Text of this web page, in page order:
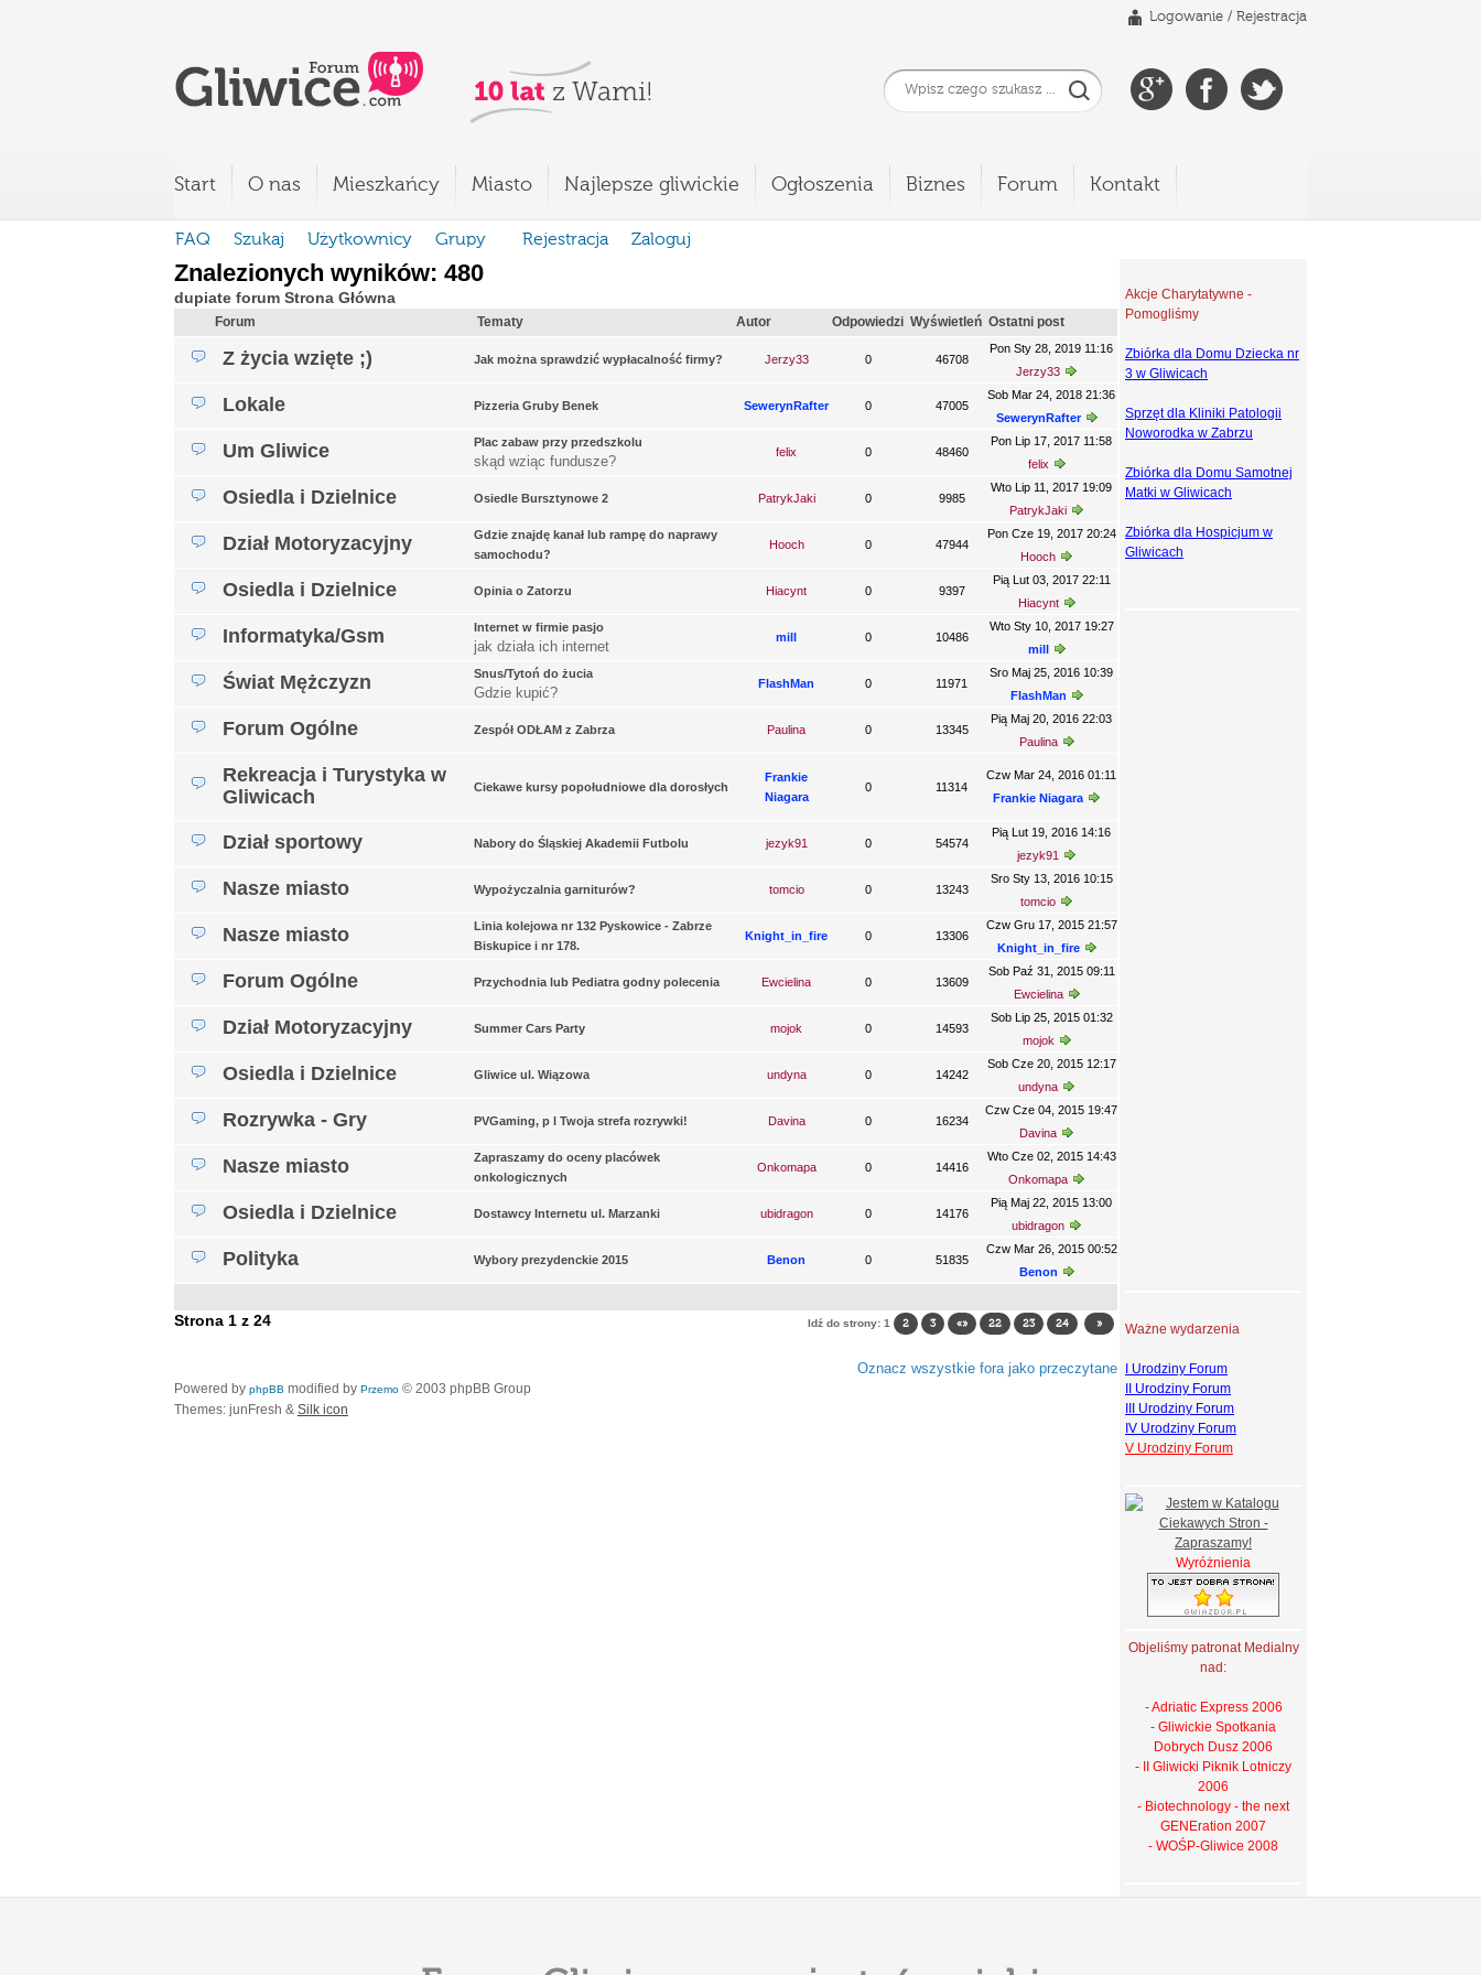
Logowanie / Rejestracja
Start O nas Mieszkańcy Miasto Najlepsze gliwickie Ogłoszenia Biznes Forum Kontakt
FAQ Szukaj Użytkownicy Grupy Rejestracja Zaloguj
Znalezionych wyników: 480
dupiate forum Strona Główna
Forum Tematy Autor Odpowiedzi Wyświetleń Ostatni post
Z życia wzięte ;) Jak można sprawdzić wypłacalność firmy? Jerzy33 0 46708
Pon Sty 28, 2019 11:16
Jerzy33
Lokale Pizzeria Gruby Benek SewerynRafter 0 47005
Sob Mar 24, 2018 21:36
SewerynRafter
Um Gliwice Plac zabaw przy przedszkolu
skąd wziąc fundusze?
felix 0 48460
Pon Lip 17, 2017 11:58
felix
Osiedla i Dzielnice Osiedle Bursztynowe 2 PatrykJaki 0 9985
Wto Lip 11, 2017 19:09
PatrykJaki
Dział Motoryzacyjny
Gdzie znajdę kanał lub rampę do naprawy
samochodu?
Hooch 0 47944
Pon Cze 19, 2017 20:24
Hooch
Osiedla i Dzielnice Opinia o Zatorzu Hiacynt 0 9397
Pią Lut 03, 2017 22:11
Hiacynt
Informatyka/Gsm Internet w firmie pasjo
jak działa ich internet
mill 0 10486
Wto Sty 10, 2017 19:27
mill
Świat Mężczyzn Snus/Tytoń do żucia
Gdzie kupić?
FlashMan 0 11971
Sro Maj 25, 2016 10:39
FlashMan
Forum Ogólne Zespół ODŁAM z Zabrza Paulina 0 13345
Pią Maj 20, 2016 22:03
Paulina
Rekreacja i Turystyka w
Gliwicach
Ciekawe kursy popołudniowe dla dorosłych
Frankie
Niagara
0 11314
Czw Mar 24, 2016 01:11
Frankie Niagara
Dział sportowy Nabory do Śląskiej Akademii Futbolu jezyk91 0 54574
Pią Lut 19, 2016 14:16
jezyk91
Nasze miasto Wypożyczalnia garniturów? tomcio 0 13243
Sro Sty 13, 2016 10:15
tomcio
Nasze miasto
Linia kolejowa nr 132 Pyskowice - Zabrze
Biskupice i nr 178.
Knight_in_fire 0 13306
Czw Gru 17, 2015 21:57
Knight_in_fire
Forum Ogólne Przychodnia lub Pediatra godny polecenia Ewcielina 0 13609
Sob Paź 31, 2015 09:11
Ewcielina
Dział Motoryzacyjny Summer Cars Party mojok 0 14593
Sob Lip 25, 2015 01:32
mojok
Osiedla i Dzielnice Gliwice ul. Wiązowa undyna 0 14242
Sob Cze 20, 2015 12:17
undyna
Rozrywka - Gry PVGaming, p l Twoja strefa rozrywki! Davina 0 16234
Czw Cze 04, 2015 19:47
Davina
Nasze miasto
Zapraszamy do oceny placówek
onkologicznych
Onkomapa 0 14416
Wto Cze 02, 2015 14:43
Onkomapa
Osiedla i Dzielnice Dostawcy Internetu ul. Marzanki ubidragon 0 14176
Pią Maj 22, 2015 13:00
ubidragon
Polityka Wybory prezydenckie 2015 Benon 0 51835
Czw Mar 26, 2015 00:52
Benon
Strona 1 z 24 Idź do strony: 1 2 3 «» 22 23 24 »
Oznacz wszystkie fora jako przeczytane
Powered by phpBB modified by Przemo © 2003 phpBB Group
Themes: junFresh & Silk icon
Akcje Charytatywne -
Pomogliśmy
Zbiórka dla Domu Dziecka nr
3 w Gliwicach
Sprzęt dla Kliniki Patologii
Noworodka w Zabrzu
Zbiórka dla Domu Samotnej
Matki w Gliwicach
Zbiórka dla Hospicjum w
Gliwicach
Ważne wydarzenia
I Urodziny Forum
II Urodziny Forum
III Urodziny Forum
IV Urodziny Forum
V Urodziny Forum
Wyróżnienia
Objeliśmy patronat Medialny
nad:
- Adriatic Express 2006
- Gliwickie Spotkania
Dobrych Dusz 2006
- II Gliwicki Piknik Lotniczy
2006
- Biotechnology - the next
GENEration 2007
- WOŚP-Gliwice 2008